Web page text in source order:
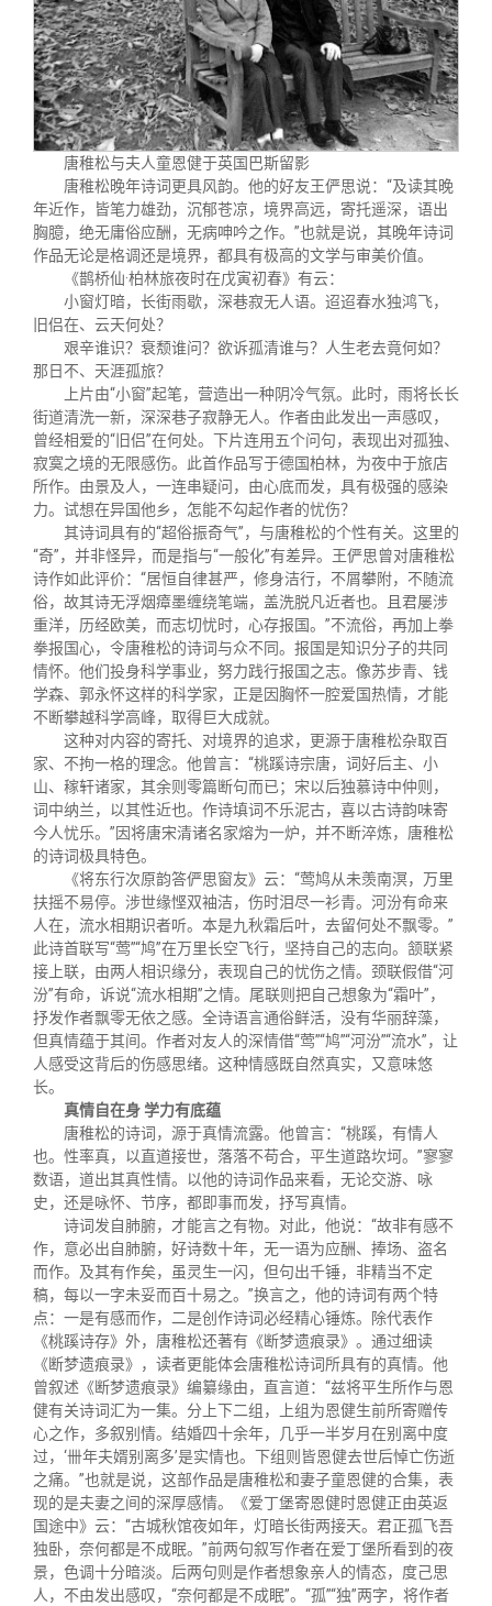
唐稚松与夫人童恩健于英国巴斯留影
唐稚松晚年诗词更具风韵。他的好友王俨思说：“及读其晚
年近作，皆笔力雄劲，沉郁苍凉，境界高远，寄托遥深，语出
胸臆，绝无庸俗应酬，无病呻吟之作。”也就是说，其晚年诗词
作品无论是格调还是境界，都具有极高的文学与审美价值。
《鹊桥仙·柏林旅夜时在戊寅初春》有云：
小窗灯暗，长街雨歇，深巷寂无人语。迢迢春水独鸿飞，
旧侣在、云天何处？
艰辛谁识？衰颓谁问？欲诉孤清谁与？人生老去竟何如？
那日不、天涯孤旅？
上片由“小窗”起笔，营造出一种阴冷气氛。此时，雨将长长
街道清洗一新，深深巷子寂静无人。作者由此发出一声感叹，
曾经相爱的“旧侣”在何处。下片连用五个问句，表现出对孤独、
寂寞之境的无限感伤。此首作品写于德国柏林，为夜中于旅店
所作。由景及人，一连串疑问，由心底而发，具有极强的感染
力。试想在异国他乡，怎能不勾起作者的忧伤？
其诗词具有的“超俗振奇气”，与唐稚松的个性有关。这里的
“奇”，并非怪异，而是指与“一般化”有差异。王俨思曾对唐稚松
诗作如此评价：“居恒自律甚严，修身洁行，不屑攀附，不随流
俗，故其诗无浮烟瘴墨缠绕笔端，盖洗脱凡近者也。且君屡涉
重洋，历经欧美，而志切忧时，心存报国。”不流俗，再加上拳
拳报国心，令唐稚松的诗词与众不同。报国是知识分子的共同
情怀。他们投身科学事业，努力践行报国之志。像苏步青、钱
学森、郭永怀这样的科学家，正是因胸怀一腔爱国热情，才能
不断攀越科学高峰，取得巨大成就。
这种对内容的寄托、对境界的追求，更源于唐稚松杂取百
家、不拘一格的理念。他曾言：“桃蹊诗宗唐，词好后主、小
山、稼轩诸家，其余则零篇断句而已；宋以后独慕诗中仲则，
词中纳兰，以其性近也。作诗填词不乐泥古，喜以古诗韵味寄
今人忧乐。”因将唐宋清诸名家熔为一炉，并不断淬炼，唐稚松
的诗词极具特色。
《将东行次原韵答俨思窗友》云：“莺鸠从未羡南溟，万里
扶摇不易停。涉世缘悭双袖洁，伤时泪尽一衫青。河汾有命来
人在，流水相期识者听。本是九秋霜后叶，去留何处不飘零。”
此诗首联写“莺”“鸠”在万里长空飞行，坚持自己的志向。颔联紧
接上联，由两人相识缘分，表现自己的忧伤之情。颈联假借“河
汾”有命，诉说“流水相期”之情。尾联则把自己想象为“霜叶”，
抒发作者飘零无依之感。全诗语言通俗鲜活，没有华丽辞藻，
但真情蕴于其间。作者对友人的深情借“莺”“鸠”“河汾”“流水”，让
人感受这背后的伤感思绪。这种情感既自然真实，又意味悠
长。
真情自在身学力有底蕴
唐稚松的诗词，源于真情流露。他曾言：“桃蹊，有情人
也。性率真，以直道接世，落落不苟合，平生道路坎坷。”寥寥
数语，道出其真性情。以他的诗词作品来看，无论交游、咏
史，还是咏怀、节序，都即事而发，抒写真情。
诗词发自肺腑，才能言之有物。对此，他说：“故非有感不
作，意必出自肺腑，好诗数十年，无一语为应酬、捧场、盗名
而作。及其有作矣，虽灵生一闪，但句出千锤，非精当不定
稿，每以一字未妥而百十易之。”换言之，他的诗词有两个特
点：一是有感而作，二是创作诗词必经精心锤炼。除代表作
《桃蹊诗存》外，唐稚松还著有《断梦遗痕录》。通过细读
《断梦遗痕录》，读者更能体会唐稚松诗词所具有的真情。他
曾叙述《断梦遗痕录》编纂缘由，直言道：“兹将平生所作与恩
健有关诗词汇为一集。分上下二组，上组为恩健生前所寄赠传
心之作，多叙别情。结婚四十余年，几乎一半岁月在别离中度
过，‘卌年夫婿别离多’是实情也。下组则皆恩健去世后悼亡伤逝
之痛。”也就是说，这部作品是唐稚松和妻子童恩健的合集，表
现的是夫妻之间的深厚感情。《爱丁堡寄恩健时恩健正由英返
国途中》云：“古城秋馆夜如年，灯暗长街两接天。君正孤飞吾
独卧，奈何都是不成眠。”前两句叙写作者在爱丁堡所看到的夜
景，色调十分暗淡。后两句则是作者想象亲人的情态，度己思
人，不由发出感叹，“奈何都是不成眠”。“孤”“独”两字，将作者